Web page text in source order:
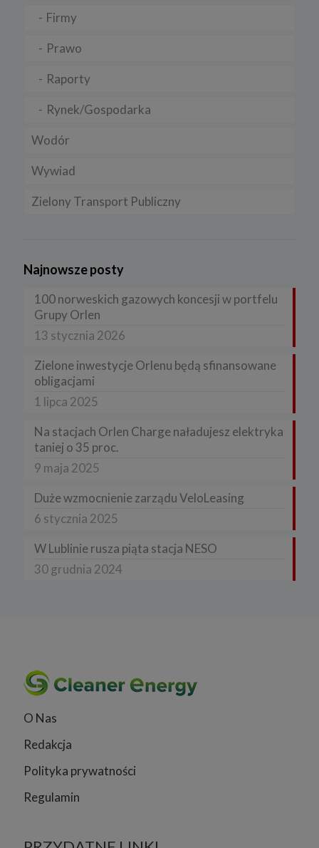
Firmy
Prawo
Raporty
Rynek/Gospodarka
Wodór
Wywiad
Zielony Transport Publiczny
Najnowsze posty
100 norweskich gazowych koncesji w portfelu
Grupy Orlen
13 stycznia 2026
Zielone inwestycje Orlenu będą sfinansowane
obligacjami
1 lipca 2025
Na stacjach Orlen Charge naładujesz elektryka
taniej o 35 proc.
9 maja 2025
Duże wzmocnienie zarządu VeloLeasing
6 stycznia 2025
W Lublinie rusza piąta stacja NESO
30 grudnia 2024
O Nas
Redakcja
Polityka prywatności
Regulamin